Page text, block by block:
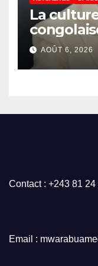
La
AOÛT 6, 2026
Contact : +243 81 24
Email :